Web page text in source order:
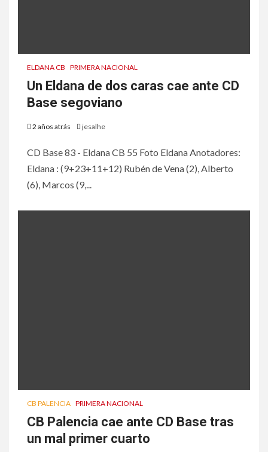
ELDANA CB PRIMERA NACIONAL
Un Eldana de dos caras cae ante CD
Base segoviano
2 años atrás jesalhe
CD Base 83 - Eldana CB 55 Foto Eldana Anotadores:
Eldana : (9+23+11+12) Rubén de Vena (2), Alberto
(6), Marcos (9,...
CB PALENCIA PRIMERA NACIONAL
CB Palencia cae ante CD Base tras
un mal primer cuarto